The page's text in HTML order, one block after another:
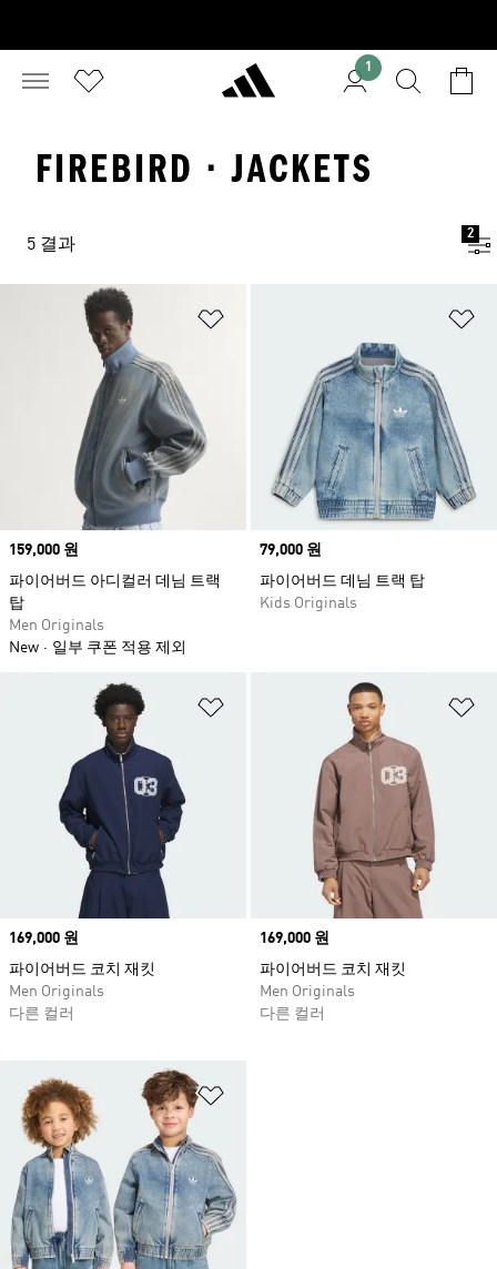
1
FIREBIRD · JACKETS
5 결과
2
Price
159,000 원
파이어버드 아디컬러 데님 트랙
탑
Men Originals
New
일부 쿠폰 적용 제외
Price
79,000 원
파이어버드 데님 트랙 탑
Kids Originals
위시리스트 담기
Price
169,000 원
파이어버드 코치 재킷
Men Originals
다른 컬러
Price
169,000 원
파이어버드 코치 재킷
Men Originals
다른 컬러